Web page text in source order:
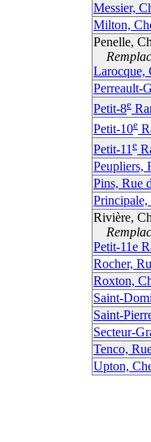
Messier,
Milton,
Penelle,
Larocque,
Perreault-
Petit-8e
Petit-10e
Petit-11 e
Peupliers,
Pins, Rue
Principale,
Rivière,
Petit-11e
Rocher,
Roxton,
Saint-
Saint-
Secteur-
Tenco,
Upton,